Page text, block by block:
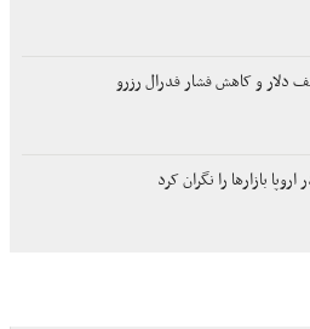
دلار و کاهش فشار فدرال رزرو
بازارها را نگران کرد